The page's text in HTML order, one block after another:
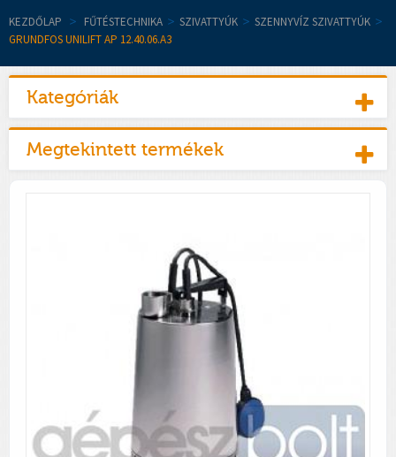
KEZDŐLAP > FŰTÉSTECHNIKA > SZIVATTYÚK > SZENNYVÍZ SZIVATTYÚK >
GRUNDFOS UNILIFT AP 12.40.06.A3
Kategóriák
Megtekintett termékek